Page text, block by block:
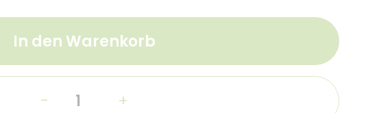
In den Warenkorb
- +